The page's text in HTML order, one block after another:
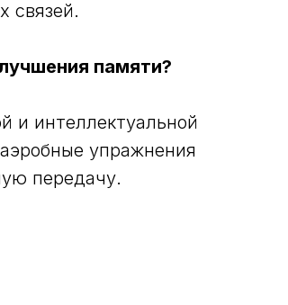
связей.
памяти?
и интеллектуальной
упражнения
передачу.